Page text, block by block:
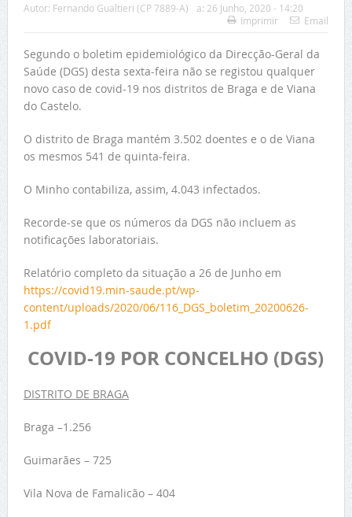
Autor: Fernando Gualtieri (CP 7889-A) a: 26 Junho, 2020 - 14:20
Imprimir
Email
Segundo o boletim epidemiológico da Direcção-Geral da
Saúde (DGS) desta sexta-feira não se registou qualquer
novo caso de covid-19 nos distritos de Braga e de Viana
do Castelo.
O distrito de Braga mantém 3.502 doentes e o de Viana
os mesmos 541 de quinta-feira.
O Minho contabiliza, assim, 4.043 infectados.
Recorde-se que os números da DGS não incluem as
notificações laboratoriais.
Relatório completo da situação a 26 de Junho em
https://covid19.min-saude.pt/wp-
content/uploads/2020/06/116_DGS_boletim_20200626-
1.pdf
COVID-19 POR CONCELHO (DGS)
DISTRITO DE BRAGA
Braga –1.256
Guimarães – 725
Vila Nova de Famalicão – 404